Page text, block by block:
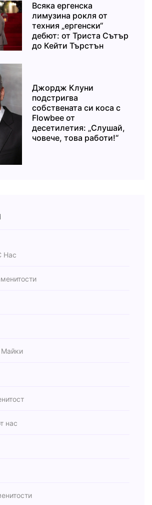
Всяка ергенска
лимузина рокля от
техния „ергенски“
дебют: от Триста Сътър
до Кейти Търстън
Джордж Клуни
подстригва
собствената си коса с
Flowbee от
десетилетия: „Слушай,
човече, това работи!“
Нас
Майки
нас